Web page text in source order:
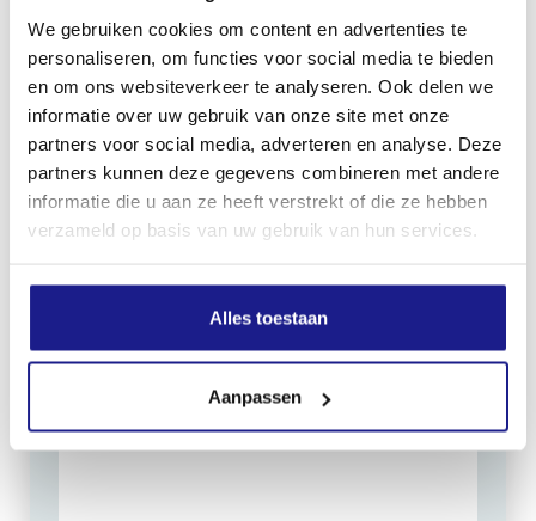
We gebruiken cookies om content en advertenties te
personaliseren, om functies voor social media te bieden
en om ons websiteverkeer te analyseren. Ook delen we
informatie over uw gebruik van onze site met onze
partners voor social media, adverteren en analyse. Deze
partners kunnen deze gegevens combineren met andere
informatie die u aan ze heeft verstrekt of die ze hebben
verzameld op basis van uw gebruik van hun services.
Alles toestaan
Aanpassen
Bij storing:
06-83139573
OPENINGSTIJDEN
Maandag t/m vrijdag: 07:30 - 17:00
Routebeschrijving